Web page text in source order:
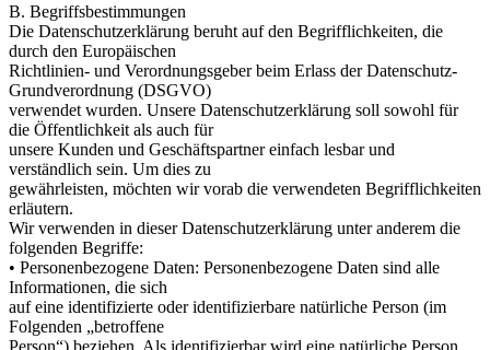
B. Begriffsbestimmungen
Die Datenschutzerklärung beruht auf den Begrifflichkeiten, die
durch den Europäischen
Richtlinien- und Verordnungsgeber beim Erlass der Datenschutz-
Grundverordnung (DSGVO)
verwendet wurden. Unsere Datenschutzerklärung soll sowohl für
die Öffentlichkeit als auch für
unsere Kunden und Geschäftspartner einfach lesbar und
verständlich sein. Um dies zu
gewährleisten, möchten wir vorab die verwendeten Begrifflichkeiten
erläutern.
Wir verwenden in dieser Datenschutzerklärung unter anderem die
folgenden Begriffe:
• Personenbezogene Daten: Personenbezogene Daten sind alle
Informationen, die sich
auf eine identifizierte oder identifizierbare natürliche Person (im
Folgenden „betroffene
Person“) beziehen. Als identifizierbar wird eine natürliche Person